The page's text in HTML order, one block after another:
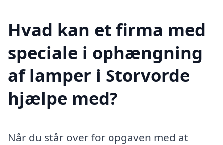
Hvad kan et firma med
speciale i ophængning
af lamper i Storvorde
hjælpe med?
Når du står over for opgaven med at